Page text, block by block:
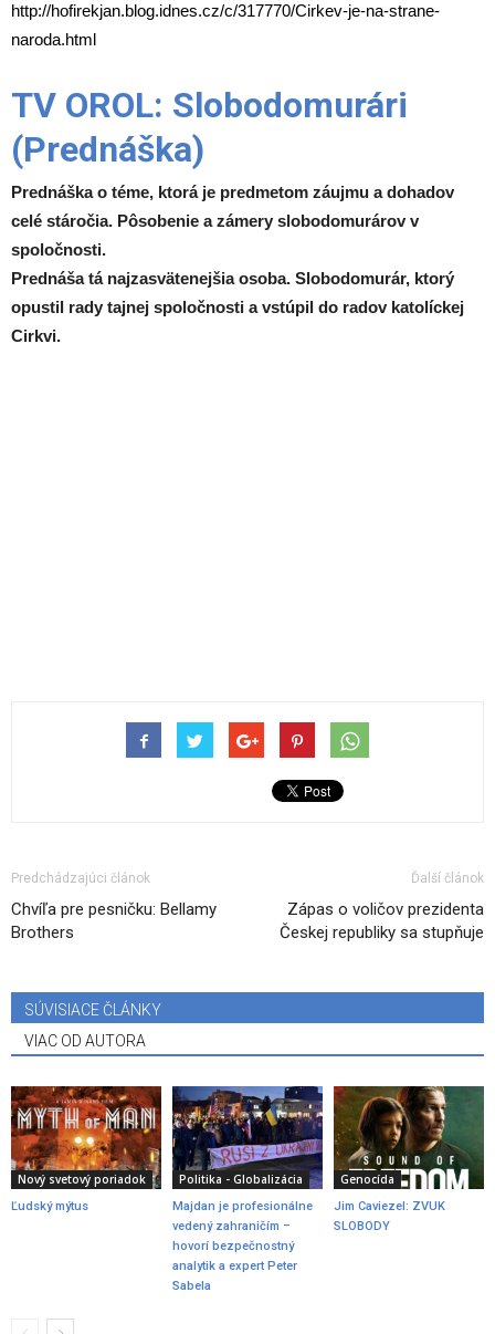
http://hofirekjan.blog.idnes.cz/c/317770/Cirkev-je-na-strane-
naroda.html
TV OROL: Slobodomurári
(Prednáška)
Prednáška o téme, ktorá je predmetom záujmu a dohadov
celé stáročia. Pôsobenie a zámery slobodomurárov v
spoločnosti.
Prednáša tá najzasvätenejšia osoba. Slobodomurár, ktorý
opustil rady tajnej spoločnosti a vstúpil do radov katolíckej
Cirkvi.
Predchádzajúci článok
Chvíľa pre pesničku: Bellamy
Brothers
Ďalší článok
Zápas o voličov prezidenta
Českej republiky sa stupňuje
SÚVISIACE ČLÁNKY
VIAC OD AUTORA
Nový svetový poriadok
Ľudský mýtus
Politika - Globalizácia
Majdan je profesionálne
vedený zahraničím –
hovorí bezpečnostný
analytik a expert Peter
Sabela
Genocída
Jim Caviezel: ZVUK
SLOBODY